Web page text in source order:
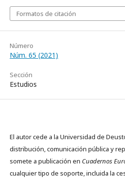
Formatos de citación
Número
Núm. 65 (2021)
Sección
Estudios
El autor cede a la Universidad de
distribución, comunicación pública y
somete a publicación en Cuadernos
cualquier tipo de soporte, incluida la